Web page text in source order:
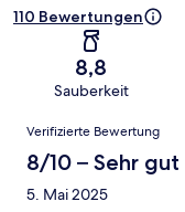
110 Bewertungen
8,8
Sauberkeit
Bewertungen
Verifizierte Bewertung
8/10 – Sehr gut
5. Mai 2025